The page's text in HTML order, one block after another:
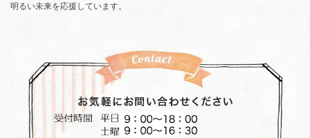
明るい未来を応援しています。